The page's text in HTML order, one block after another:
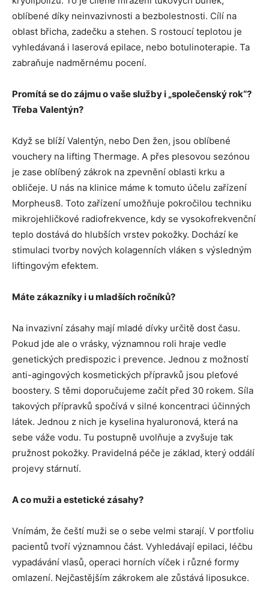
oblíbené díky neinvazivnosti a bezbolestnosti. Cílí na
oblast břicha, zadečku a stehen. S rostoucí teplotou je
vyhledávaná i laserová epilace, nebo botulinoterapie. Ta
zabraňuje nadměrnému pocení.
Promítá se do zájmu o vaše služby i „společenský rok“?
Třeba Valentýn?
Když se blíží Valentýn, nebo Den žen, jsou oblíbené
vouchery na lifting Thermage. A přes plesovou sezónou
je zase oblíbený zákrok na zpevnění oblasti krku a
obličeje. U nás na klinice máme k tomuto účelu zařízení
Morpheus8. Toto zařízení umožňuje pokročilou techniku
mikrojehličkové radiofrekvence, kdy se vysokofrekvenční
teplo dostává do hlubších vrstev pokožky. Dochází ke
stimulaci tvorby nových kolagenních vláken s výsledným
liftingovým efektem.
Máte zákazníky i u mladších ročníků?
Na invazivní zásahy mají mladé dívky určitě dost času.
Pokud jde ale o vrásky, významnou roli hraje vedle
genetických predispozic i prevence. Jednou z možností
anti-agingových kosmetických přípravků jsou pleťové
boostery. S těmi doporučujeme začít před 30 rokem. Síla
takových přípravků spočívá v silné koncentraci účinných
látek. Jednou z nich je kyselina hyaluronová, která na
sebe váže vodu. Tu postupně uvolňuje a zvyšuje tak
pružnost pokožky. Pravidelná péče je základ, který oddálí
projevy stárnutí.
A co muži a estetické zásahy?
Vnímám, že čeští muži se o sebe velmi starají. V portfoliu
pacientů tvoří významnou část. Vyhledávají epilaci, léčbu
vypadávání vlasů, operaci horních víček i různé formy
omlazení. Nejčastějším zákrokem ale zůstává liposukce.